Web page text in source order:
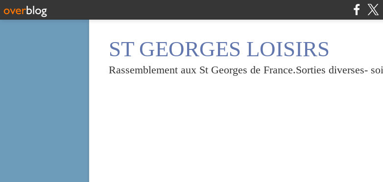
ST GEORGES LOISIRS
Rassemblement aux St Georges de France.Sorties diverses-